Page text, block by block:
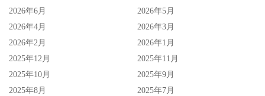
2026年6月
2026年5月
2026年4月
2026年3月
2026年2月
2026年1月
2025年12月
2025年11月
2025年10月
2025年9月
2025年8月
2025年7月